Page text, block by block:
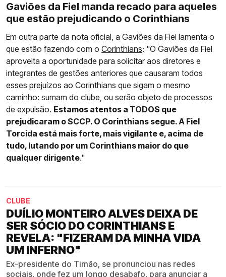
Gaviões da Fiel manda recado para aqueles
que estão prejudicando o Corinthians
Em outra parte da nota oficial, a Gaviões da Fiel lamenta o
que estão fazendo com o Corinthians: "O Gaviões da Fiel
aproveita a oportunidade para solicitar aos diretores e
integrantes de gestões anteriores que causaram todos
esses prejuízos ao Corinthians que sigam o mesmo
caminho: sumam do clube, ou serão objeto de processos
de expulsão. Estamos atentos a TODOS que
prejudicaram o SCCP. O Corinthians segue. A Fiel
Torcida está mais forte, mais vigilante e, acima de
tudo, lutando por um Corinthians maior do que
qualquer dirigente."
CLUBE
DUÍLIO MONTEIRO ALVES DEIXA DE
SER SÓCIO DO CORINTHIANS E
REVELA: "FIZERAM DA MINHA VIDA
UM INFERNO"
Ex-presidente do Timão, se pronunciou nas redes
sociais, onde fez um longo desabafo, para anunciar a